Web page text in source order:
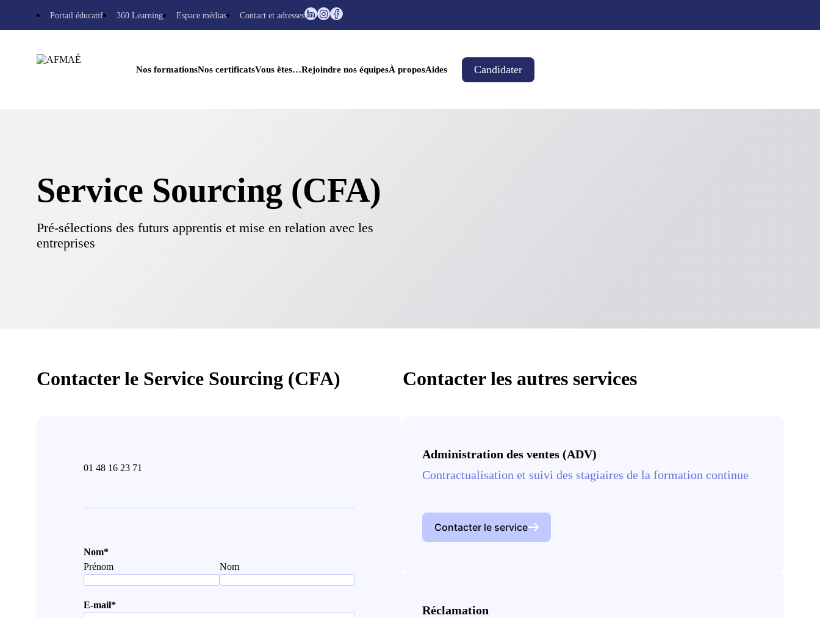
Portail éducatif 360 Learning Espace médias Contact et adresses
Nos formationsNos certificatsVous êtes…Rejoindre nos équipesÀ proposAides Candidater
Service Sourcing (CFA)
Pré-sélections des futurs apprentis et mise en relation avec les
entreprises
Contacter le Service Sourcing (CFA)
01 48 16 23 71
Nom*
Prénom
Nom
E-mail*
Contacter les autres services
Administration des ventes (ADV)
Contractualisation et suivi des stagiaires de la formation continue
Contacter le service
Réclamation